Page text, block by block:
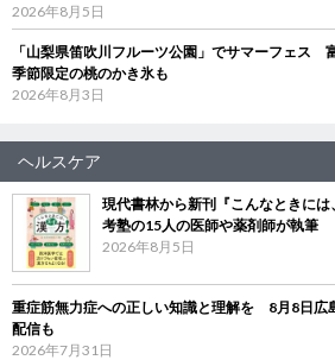
2026年8月5日
「山梨県笛吹川フルーツ公園」でサマーフェス
季節限定の桃のかき氷も
2026年8月3日
ヘルスケア
現代書林から新刊『こんなときに
考塾の15人の医師や薬剤師が執筆
2026年8月5日
重症筋無力症への正しい知識と理解を 8月8日広
配信も
2026年7月31日